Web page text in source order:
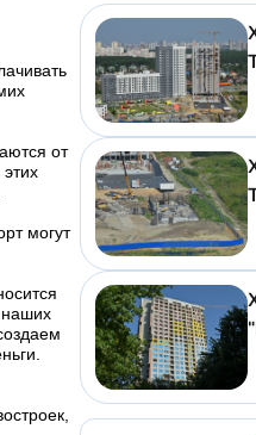
от
могут
наших